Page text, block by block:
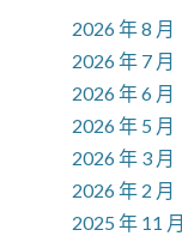
2026 年 8 月
2026 年 7 月
2026 年 6 月
2026 年 5 月
2026 年 3 月
2026 年 2 月
2025 年 11 月